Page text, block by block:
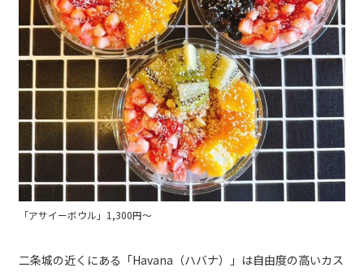
「アサイーボウル」1,300円～
二条城の近くにある「Havana（ハバナ）」は自由度の高いカス